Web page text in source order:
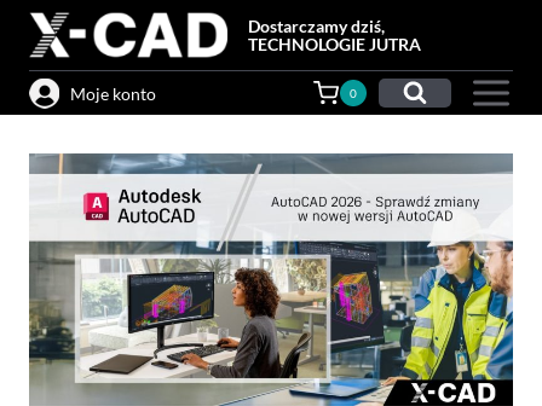
Przejdź
treści
Dostarczamy dziś,
TECHNOLOGIE JUTRA
Moje konto 0